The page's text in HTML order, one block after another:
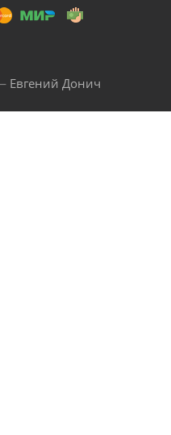
Евгений Донич